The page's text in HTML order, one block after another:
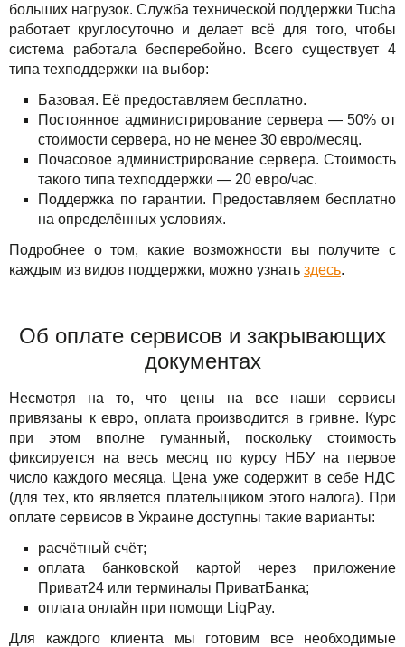
больших нагрузок. Служба технической поддержки Tucha
работает круглосуточно и делает всё для того, чтобы
система работала бесперебойно. Всего существует 4
типа техподдержки на выбор:
Базовая. Её предоставляем бесплатно.
Постоянное администрирование сервера — 50% от
стоимости сервера, но не менее 30 евро/месяц.
Почасовое администрирование сервера. Стоимость
такого типа техподдержки — 20 евро/час.
Поддержка по гарантии. Предоставляем бесплатно
на определённых условиях.
Подробнее о том, какие возможности вы получите с
каждым из видов поддержки, можно узнать здесь.
Об оплате сервисов и закрывающих
документах
Несмотря на то, что цены на все наши сервисы
привязаны к евро, оплата производится в гривне. Курс
при этом вполне гуманный, поскольку стоимость
фиксируется на весь месяц по курсу НБУ на первое
число каждого месяца. Цена уже содержит в себе НДС
(для тех, кто является плательщиком этого налога). При
оплате сервисов в Украине доступны такие варианты:
расчётный счёт;
оплата банковской картой через приложение
Приват24 или терминалы ПриватБанка;
оплата онлайн при помощи LiqPay.
Для каждого клиента мы готовим все необходимые